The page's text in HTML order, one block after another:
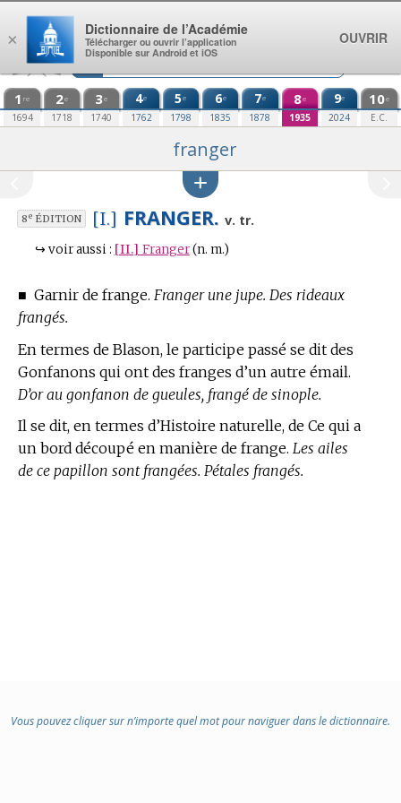
Aller au contenu
1 re
1694
2e
1718
3e
1740
4e
1762
5e
1798
6e
1835
7e
1878
8e
1935
9e
2024
10e
E.C.
franger
8eÉDITION [I.] FRANGER. v. tr.
↪ voir aussi : [II.] Franger (n. m.)
■ Garnir de frange. Franger une jupe. Des rideaux
frangés.
En termes de Blason, le participe passé se dit des
Gonfanons qui ont des franges d’un autre émail.
D’or au gonfanon de gueules, frangé de sinople.
Il se dit, en termes d’Histoire naturelle, de Ce qui a
un bord découpé en manière de frange. Les ailes
de ce papillon sont frangées. Pétales frangés.
Vous pouvez cliquer sur n’importe quel mot pour naviguer dans le dictionnaire.
×
Dictionnaire de l’Académie
Télécharger ou ouvrir l’application
Disponible sur Android et iOS
OUVRIR